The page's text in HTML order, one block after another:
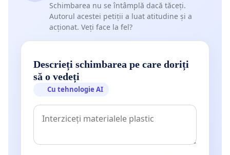
Schimbarea nu se întâmplă dacă tăceți.
Autorul acestei petiții a luat atitudine și a
acționat. Veți face la fel?
Descrieți schimbarea pe care doriți
să o vedeți
Cu tehnologie AI